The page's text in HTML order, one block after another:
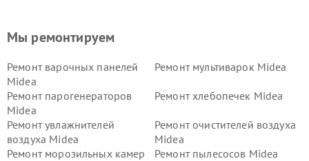
Мы ремонтируем
Ремонт варочных панелей
Midea
Ремонт мультиварок Midea
Ремонт парогенераторов
Midea
Ремонт хлебопечек Midea
Ремонт увлажнителей
воздуха Midea
Ремонт очистителей воздуха
Midea
Ремонт морозильных камер
Ремонт пылесосов Midea